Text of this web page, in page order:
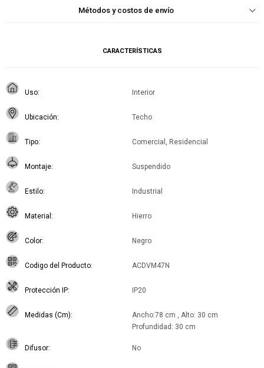
Métodos y costos de envío
CARACTERÍSTICAS
Uso Interior
Ubicación Techo
Tipo Comercial, Residencial
Montaje Suspendido
Estilo Industrial
Material Hierro
Color Negro
Codigo del Producto ACDVM47N
Protección IP IP20
Medidas (Cm)
Ancho:78 cm , Alto: 30 cm
Profundidad: 30 cm
Difusor No